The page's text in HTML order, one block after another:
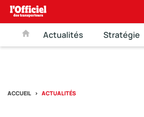
Actualités Stratégie
ACCUEIL ACTUALITÉS